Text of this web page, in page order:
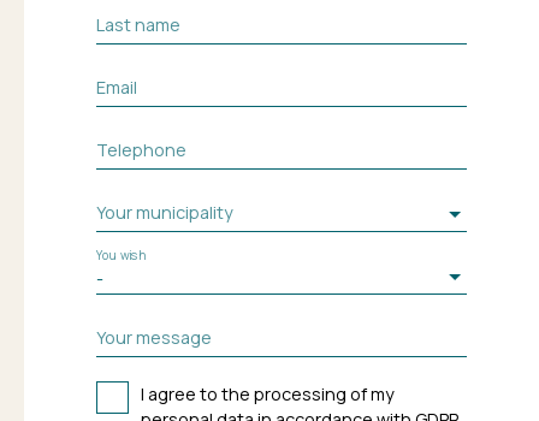
Last name
Email
Telephone
Your municipality
-
You wish
Your message
I agree to the processing of my